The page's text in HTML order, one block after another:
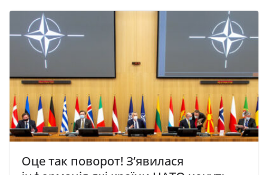
Оце так поворот! З’явилася